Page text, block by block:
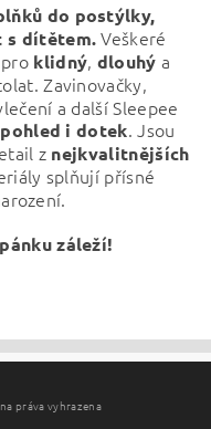
do postýlky,
s dítětem.Veškeré
klidný, dlouhý a
Zavinovačky,
a další Sleepee
i dotek. Jsou
z nejkvalitnějších
splňují přísné
záleží!
práva vyhrazena